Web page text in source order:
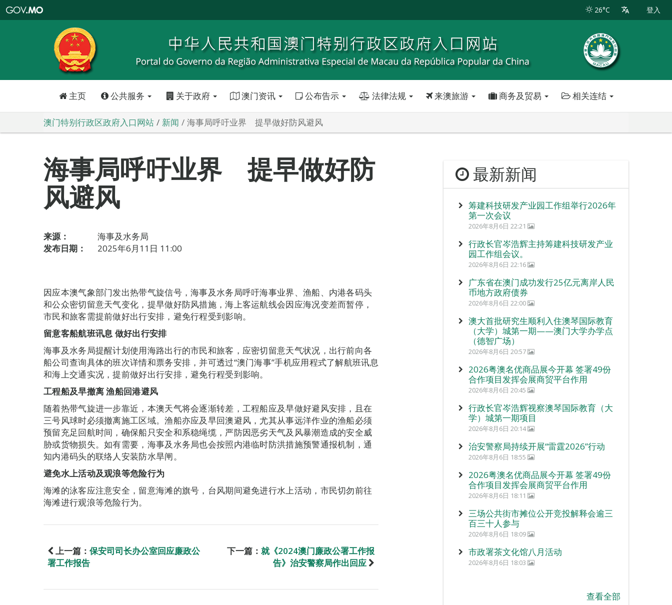
特
政
区
政
口
26°C 登入
主页 公共服务 关于政府 澳门资讯 公布告示 法律法规 来澳旅游 商务及贸易 相关连结
澳门特别行政区政府入口网站 新闻 海事局呼吁业界 提早做好防风避风
海事局呼吁业界 提早做好防
风避风
来源：
海事及水务局
发布日期：
2025年6月11日 11:00
因应本澳气象部门发出热带气旋信号，海事及水务局呼吁海事业界、渔船、内港各码头
和公众密切留意天气变化，提早做好防风措施，海上客运航线会因应海况变差而暂停，
市民和旅客需提前做好出行安排，避免行程受到影响。
留意客船航班讯息 做好出行安排
海事及水务局提醒计划使用海路出行的市民和旅客，应密切留意天气状况，出行前向各
船公司查询具体的班次详情和票务安排，并可透过“澳门海事”手机应用程式了解航班讯息
和海上交通实况，提前做好出行安排，避免行程受到影响。
工程船及早撤离 渔船回港避风
随着热带气旋进一步靠近，本澳天气将会逐渐转差，工程船应及早做好避风安排，且在
三号风球时必须撤离施工区域。渔船亦应及早回澳避风，尤其从事远洋作业的渔船必须
预留充足回航时间，确保船只安全和系稳绳缆，严防因恶劣天气及风暴潮造成的安全威
胁或货物损失。如有需要，海事及水务局也会按照内港临时防洪措施预警通报机制，通
知内港码头的联络人安装防水旱闸。
避免水上活动及观浪等危险行为
海滩的泳客应注意安全，留意海滩的旗号，台风期间避免进行水上活动，市民切勿前往
海滩进行观浪等危险行为。
上一篇： 保安司司长办公室回应廉政公
署工作报告
下一篇： 就《2024澳门廉政公署工作报
告》治安警察局作出回应
最新新闻
筹建科技研发产业园工作组举行2026年
第一次会议
2026年8月6日 22:21
行政长官岑浩辉主持筹建科技研发产业
园工作组会议。
2026年8月6日 22:16
广东省在澳门成功发行25亿元离岸人民
币地方政府债券
2026年8月6日 22:00
澳大首批研究生顺利入住澳琴国际教育
（大学）城第一期——澳门大学办学点
（德智广场）
2026年8月6日 20:57
2026粤澳名优商品展今开幕 签署49份
合作项目发挥会展商贸平台作用
2026年8月6日 20:45
行政长官岑浩辉视察澳琴国际教育（大
学）城第一期项目
2026年8月6日 20:14
治安警察局持续开展“雷霆2026”行动
2026年8月6日 18:55
2026粤澳名优商品展今开幕 签署49份
合作项目发挥会展商贸平台作用
2026年8月6日 18:11
三场公共街市摊位公开竞投解释会逾三
百三十人参与
2026年8月6日 18:09
市政署茶文化馆八月活动
2026年8月6日 18:03
查看全部